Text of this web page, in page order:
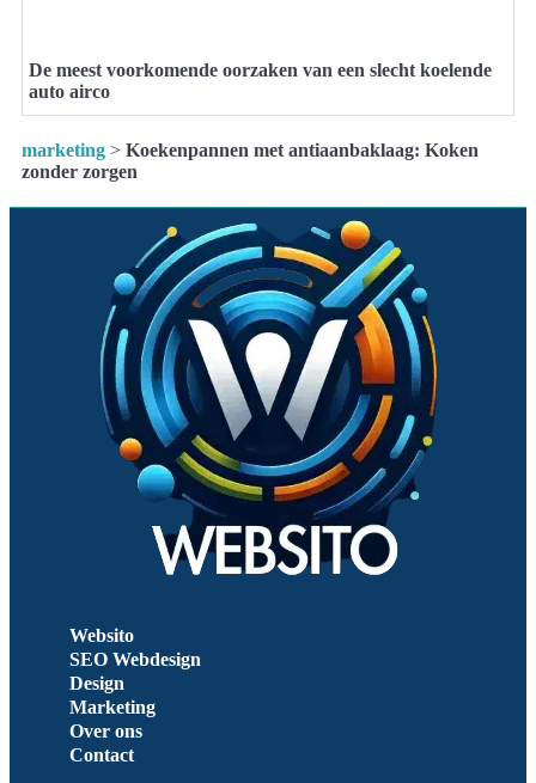
De meest voorkomende oorzaken van een slecht koelende
auto airco
marketing > Koekenpannen met antiaanbaklaag: Koken
zonder zorgen
Websito
SEO Webdesign
Design
Marketing
Over ons
Contact